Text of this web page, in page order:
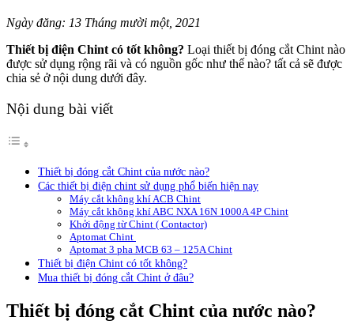
Ngày đăng: 13 Tháng mười một, 2021
Thiết bị điện Chint có tốt không? Loại thiết bị đóng cắt Chint nào
được sử dụng rộng rãi và có nguồn gốc như thế nào? tất cả sẽ được
chia sẻ ở nội dung dưới đây.
Nội dung bài viết
Thiết bị đóng cắt Chint của nước nào?
Các thiết bị điện chint sử dụng phổ biến hiện nay
Máy cắt không khí ACB Chint
Máy cắt không khí ABC NXA 16N 1000A 4P Chint
Khởi động từ Chint ( Contactor)
Aptomat Chint
Aptomat 3 pha MCB 63 – 125A Chint
Thiết bị điện Chint có tốt không?
Mua thiết bị đóng cắt Chint ở đâu?
Thiết bị đóng cắt Chint của nước nào?